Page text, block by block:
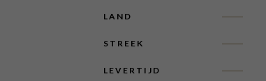
LAND
STREEK
LEVERTIJD